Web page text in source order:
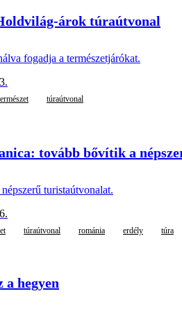
árok túraútvonal
fogadja a természetjárókat.
túraútvonal
tovább bővítik a
turistaútvonalat.
túraútvonal románia erdély túra
a hegyen